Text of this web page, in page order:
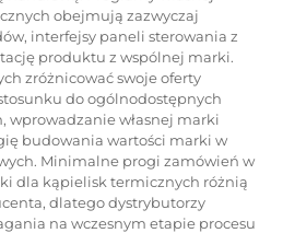
obejmują zazwyczaj
interfejsy paneli sterowania z
produktu z wspólnej marki.
zróżnicować swoje oferty
do ogólnodostępnych
wprowadzanie własnej marki
budowania wartości marki w
Minimalne progi zamówień w
dla kąpielisk termicznych różnią
dlatego dystrybutorzy
na wczesnym etapie procesu